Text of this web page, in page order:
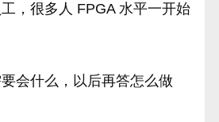
，很多人 FPGA 水平一开始
会什么，以后再答怎么做